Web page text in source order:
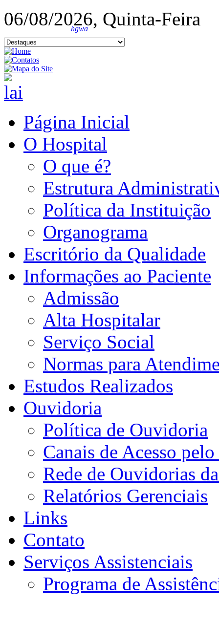
06/08/2026, Quinta-Feira
hgwa
Página Inicial
O Hospital
O que é?
Estrutura
Política da Instituição
Organograma
Escritório da Qualidade
Informações ao Paciente
Admissão
Alta Hospitalar
Serviço Social
Normas para
Estudos Realizados
Ouvidoria
Política de Ouvidoria
Canais de Acesso
Rede de Ouvidorias
Relatórios Gerenciais
Links
Contato
Serviços Assistenciais
Programa de